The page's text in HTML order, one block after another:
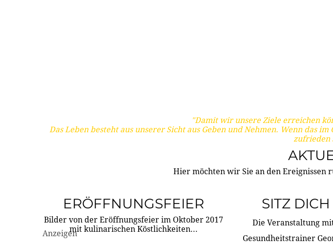
"Damit wir unsere Ziele erreichen
Das Leben besteht aus unserer Sicht aus Geben und Nehmen. Wenn das
zufrieden
Hier möchten wir Sie an den Ereignissen
ERÖFFNUNGSFEIER
Bilder von der Eröffnungsfeier im Oktober 2017
mit kulinarischen Köstlichkeiten...
Anzeigen
SITZ
Die Veranstaltung
Gesundheitstrainer